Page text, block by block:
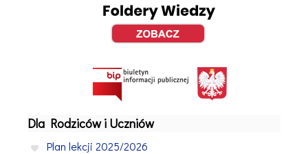
Dla Rodziców i Uczniów
Plan lekcji 2025/2026